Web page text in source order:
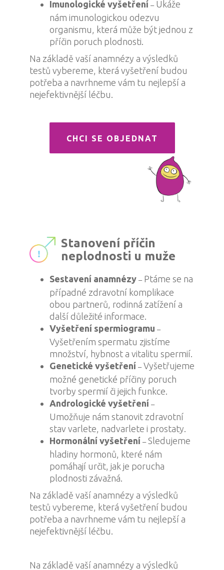
Imunologické vyšetření – Ukáže
nám imunologickou odezvu
organismu, která může být jednou z
příčin poruch plodnosti.
Na základě vaší anamnézy a výsledků
testů vybereme, která vyšetření budou
potřeba a navrhneme vám tu nejlepší a
nejefektivnější léčbu.
CHCI SE OBJEDNAT
Stanovení příčin
neplodnosti u muže
Sestavení anamnézy – Ptáme se na
případné zdravotní komplikace
obou partnerů, rodinná zatížení a
další důležité informace.
Vyšetření spermiogramu –
Vyšetřením spermatu zjistíme
množství, hybnost a vitalitu spermií.
Genetické vyšetření – Vyšetřujeme
možné genetické příčiny poruch
tvorby spermií či jejich funkce.
Andrologické vyšetření –
Umožňuje nám stanovit zdravotní
stav varlete, nadvarlete i prostaty.
Hormonální vyšetření – Sledujeme
hladiny hormonů, které nám
pomáhají určit, jak je porucha
plodnosti závažná.
Na základě vaší anamnézy a výsledků
testů vybereme, která vyšetření budou
potřeba a navrhneme vám tu nejlepší a
nejefektivnější léčbu.
Na základě vaší anamnézy a výsledků